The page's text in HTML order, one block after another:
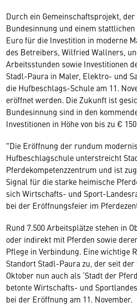
Durch ein Gemeinschaftsprojekt,
Bundesinnung und einem stattlichen
Euro für die Investition in moderne
des Betreibers, Wilfried Wallners,
Arbeitsstunden sowie Investitionen
Stadl-Paura in Maler, Elektro- und
die Hufbeschlags-Schule am 11.
eröffnet werden. Die Zukunft ist
Bundesinnung sind in den
Investitionen in Höhe von bis zu €
"Die Eröffnung der rundum
Hufbeschlagschule unterstreicht
Pferdekompetenzzentrum und ist
Signal für die starke heimische
sich Wirtschafts- und Sport-
bei der Eröffnungsfeier im
Rund 7.500 Arbeitsplätze stehen in
oder indirekt mit Pferden sowie
Pflege in Verbindung. Eine wichtige
Standort Stadl-Paura zu, der seit
Oktober nun auch als ‘Stadt der
betonte Wirtschafts- und
bei der Eröffnung am 11. November.